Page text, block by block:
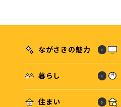
ながさきの魅力
暮らし
住まい